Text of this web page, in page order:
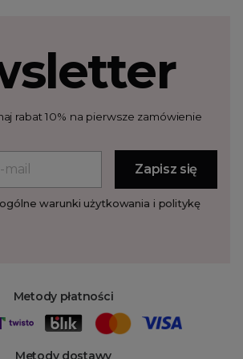
Metody płatności
Metody dostawy
rabat 10% na pierwsze zamówienie
warunki użytkowania i politykę